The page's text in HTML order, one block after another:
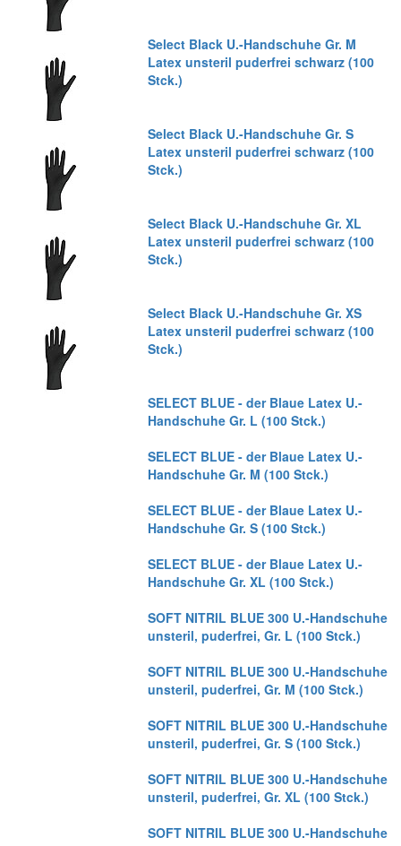
Select Black U.-Handschuhe Gr. M
Latex unsteril puderfrei schwarz (100
Stck.)
Select Black U.-Handschuhe Gr. S
Latex unsteril puderfrei schwarz (100
Stck.)
Select Black U.-Handschuhe Gr. XL
Latex unsteril puderfrei schwarz (100
Stck.)
Select Black U.-Handschuhe Gr. XS
Latex unsteril puderfrei schwarz (100
Stck.)
SELECT BLUE - der Blaue Latex U.-
Handschuhe Gr. L (100 Stck.)
SELECT BLUE - der Blaue Latex U.-
Handschuhe Gr. M (100 Stck.)
SELECT BLUE - der Blaue Latex U.-
Handschuhe Gr. S (100 Stck.)
SELECT BLUE - der Blaue Latex U.-
Handschuhe Gr. XL (100 Stck.)
SOFT NITRIL BLUE 300 U.-Handschuhe
unsteril, puderfrei, Gr. L (100 Stck.)
SOFT NITRIL BLUE 300 U.-Handschuhe
unsteril, puderfrei, Gr. M (100 Stck.)
SOFT NITRIL BLUE 300 U.-Handschuhe
unsteril, puderfrei, Gr. S (100 Stck.)
SOFT NITRIL BLUE 300 U.-Handschuhe
unsteril, puderfrei, Gr. XL (100 Stck.)
SOFT NITRIL BLUE 300 U.-Handschuhe